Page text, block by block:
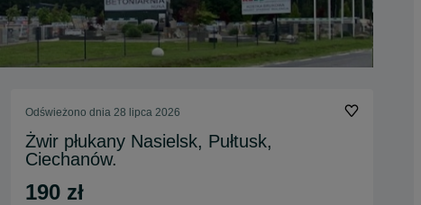
Odświeżono dnia 28 lipca 2026
Żwir płukany Nasielsk, Pułtusk,
Ciechanów.
190 zł